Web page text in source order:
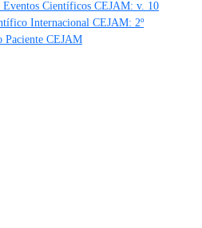
Eventos Científicos CEJAM: v. 10
Internacional CEJAM: 2º
Paciente CEJAM